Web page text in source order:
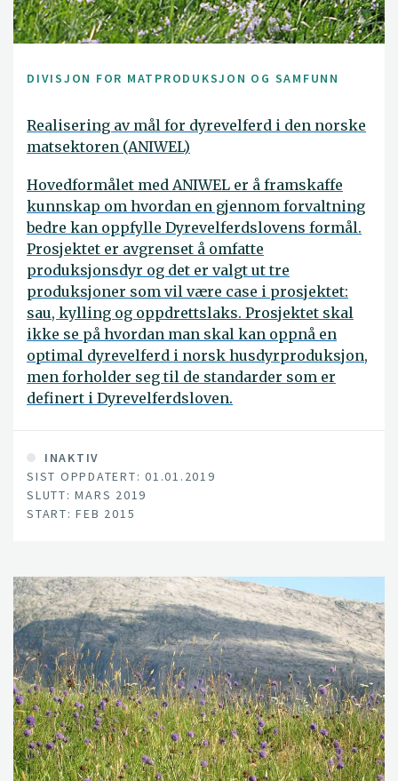
DIVISJON FOR MATPRODUKSJON OG SAMFUNN
Realisering av mål for dyrevelferd i den norske
matsektoren (ANIWEL)
Hovedformålet med ANIWEL er å framskaffe
kunnskap om hvordan en gjennom forvaltning
bedre kan oppfylle Dyrevelferdslovens formål.
Prosjektet er avgrenset å omfatte
produksjonsdyr og det er valgt ut tre
produksjoner som vil være case i prosjektet:
sau, kylling og oppdrettslaks. Prosjektet skal
ikke se på hvordan man skal kan oppnå en
optimal dyrevelferd i norsk husdyrproduksjon,
men forholder seg til de standarder som er
definert i Dyrevelferdsloven.
INAKTIV
SIST OPPDATERT: 01.01.2019
SLUTT: MARS 2019
START: FEB 2015